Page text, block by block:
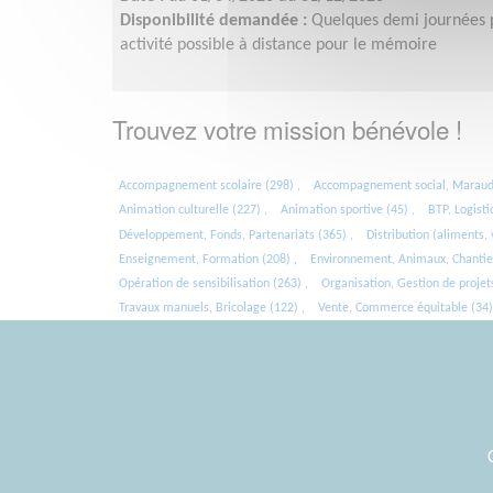
Disponibilité demandée : Quelques demi journées
activité possible à distance pour le mémoire
Trouvez votre mission bénévole !
Accompagnement scolaire (298) , Accompagnement social,
Animation culturelle (227) ,
Animation sportive (45) , BTP,
Développement, Fonds, Partenariats (365) ,
Distribution (aliments,
Enseignement, Formation (208) ,
Environnement, Animaux,
Opération de sensibilisation (263) ,
Organisation, Gestion de
Travaux manuels, Bricolage (122) ,
Vente, Commerce équitable